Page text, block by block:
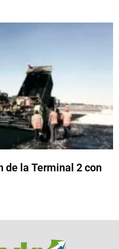
de la Terminal 2 con